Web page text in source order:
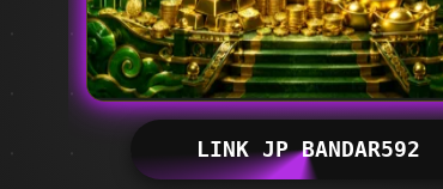
LINK JP BANDAR592